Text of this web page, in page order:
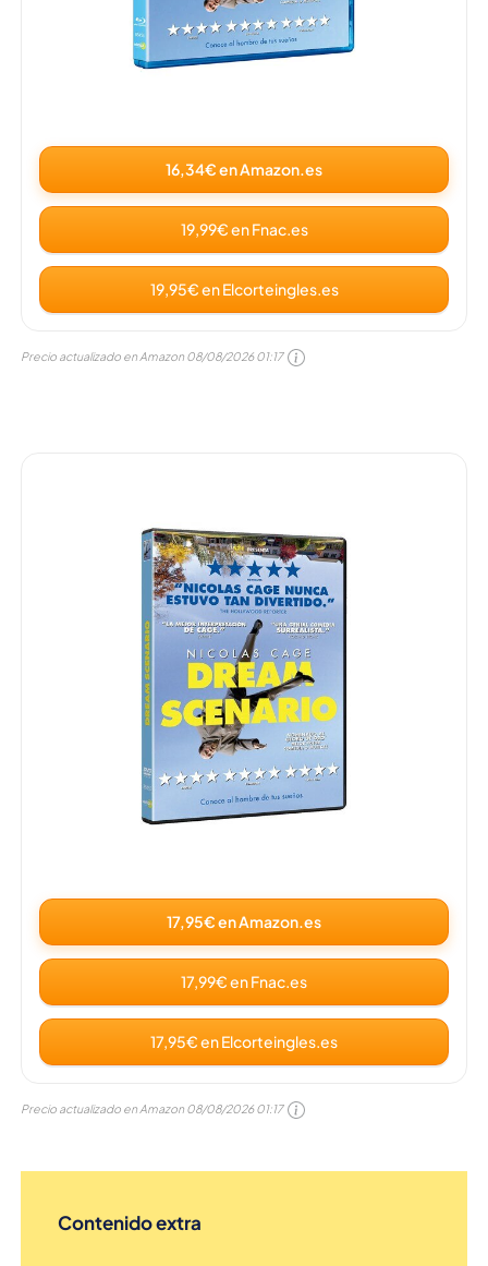
16,34€ en Amazon.es
19,99€ en Fnac.es
19,95€ en Elcorteingles.es
Precio actualizado en Amazon 08/08/2026 01:17
17,95€ en Amazon.es
17,99€ en Fnac.es
17,95€ en Elcorteingles.es
Precio actualizado en Amazon 08/08/2026 01:17
Contenido extra